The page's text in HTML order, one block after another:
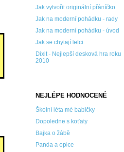
Jak vytvořit originální přáníčko
Jak na moderní pohádku - rady
Jak na moderní pohádku - úvod
Jak se chytají lelci
Dixit - Nejlepší desková hra roku
2010
NEJLÉPE HODNOCENÉ
Školní léta mé babičky
Dopoledne s koťaty
Bajka o žábě
Panda a opice